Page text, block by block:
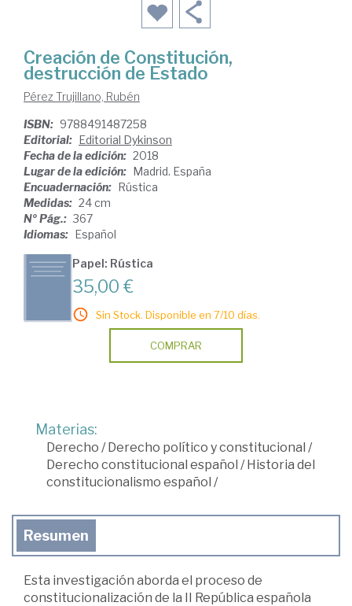
Creación de Constitución,
destrucción de Estado
Pérez Trujillano, Rubén
ISBN: 9788491487258
Editorial: Editorial Dykinson
Fecha de la edición: 2018
Lugar de la edición: Madrid. España
Encuadernación: Rústica
Medidas: 24 cm
Nº Pág.: 367
Idiomas: Español
Papel: Rústica
35,00 €
Sin Stock. Disponible en 7/10 días.
COMPRAR
Materias:
Derecho /Derecho político y constitucional /
Derecho constitucional español /Historia del
constitucionalismo español /
Resumen
Esta investigación aborda el proceso de
constitucionalización de la II República española